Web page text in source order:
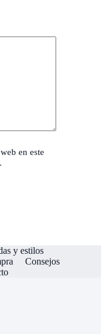
en este
y estilos
Consejos